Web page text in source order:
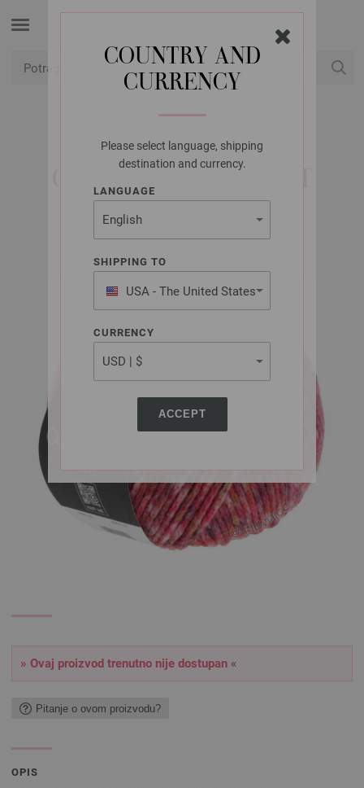
COUNTRY AND
CURRENCY
Please select language, shipping
destination and currency.
LANGUAGE
SHIPPING TO
USA - The United States
of America
CURRENCY
ACCEPT
LANA GROSSA
COOL MERINO PRINT
» Ovaj proizvod trenutno nije dostupan «
Pitanje o ovom proizvodu?
OPIS